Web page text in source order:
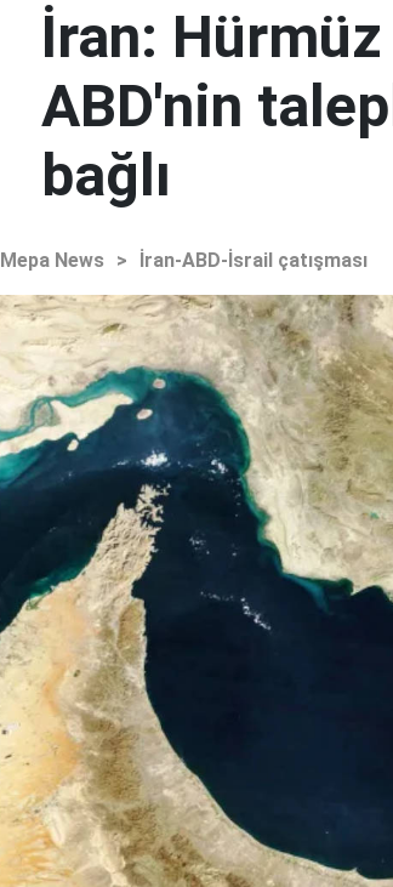
İran: Hürmüz
ABD'nin
bağlı
Mepa News > İran-ABD-İsrail çatışması